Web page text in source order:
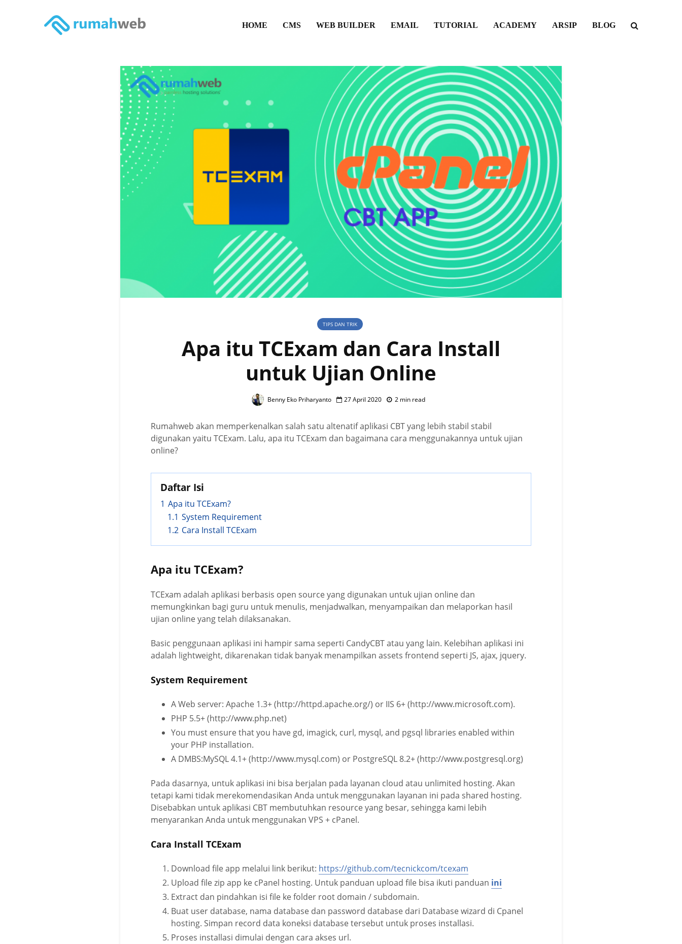
HOME CMS WEB BUILDER EMAIL TUTORIAL ACADEMY ARSIP BLOG
TIPS DAN TRIK
Apa itu TCExam dan Cara Install
untuk Ujian Online
Benny Eko Priharyanto 27 April 2020 2 min read
Rumahweb akan memperkenalkan salah satu altenatif aplikasi CBT yang lebih stabil stabil
digunakan yaitu TCExam. Lalu, apa itu TCExam dan bagaimana cara menggunakannya untuk ujian
online?
Daftar Isi
1 Apa itu TCExam?
1.1 System Requirement
1.2 Cara Install TCExam
Apa itu TCExam?
TCExam adalah aplikasi berbasis open source yang digunakan untuk ujian online dan
memungkinkan bagi guru untuk menulis, menjadwalkan, menyampaikan dan melaporkan hasil
ujian online yang telah dilaksanakan.
Basic penggunaan aplikasi ini hampir sama seperti CandyCBT atau yang lain. Kelebihan aplikasi ini
adalah lightweight, dikarenakan tidak banyak menampilkan assets frontend seperti JS, ajax, jquery.
System Requirement
A Web server: Apache 1.3+ (http://httpd.apache.org/) or IIS 6+ (http://www.microsoft.com).
PHP 5.5+ (http://www.php.net)
You must ensure that you have gd, imagick, curl, mysql, and pgsql libraries enabled within
your PHP installation.
A DMBS:MySQL 4.1+ (http://www.mysql.com) or PostgreSQL 8.2+ (http://www.postgresql.org)
Pada dasarnya, untuk aplikasi ini bisa berjalan pada layanan cloud atau unlimited hosting. Akan
tetapi kami tidak merekomendasikan Anda untuk menggunakan layanan ini pada shared hosting.
Disebabkan untuk aplikasi CBT membutuhkan resource yang besar, sehingga kami lebih
menyarankan Anda untuk menggunakan VPS + cPanel.
Cara Install TCExam
Download file app melalui link berikut: https://github.com/tecnickcom/tcexam
Upload file zip app ke cPanel hosting. Untuk panduan upload file bisa ikuti panduan ini
Extract dan pindahkan isi file ke folder root domain / subdomain.
Buat user database, nama database dan password database dari Database wizard di Cpanel
hosting. Simpan record data koneksi database tersebut untuk proses installasi.
Proses installasi dimulai dengan cara akses url.